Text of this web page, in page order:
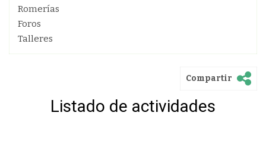
Romerías
Foros
Talleres
Compartir
Listado de actividades